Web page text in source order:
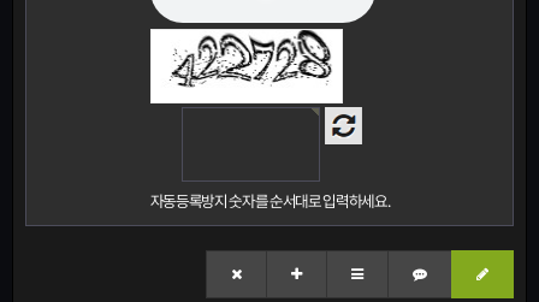
자동등록방지 숫자를 순서대로 입력하세요.